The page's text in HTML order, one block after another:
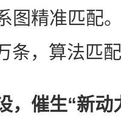
图精准匹配
条，算法匹
，催生“新动